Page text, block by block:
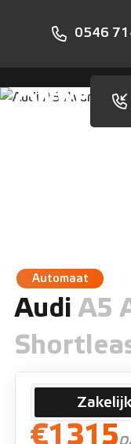
0546
Automaat
AudiA5
Zakelijk
€1315